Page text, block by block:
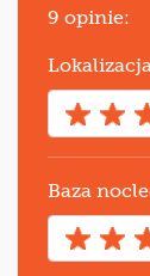
9 opinie:
Baza